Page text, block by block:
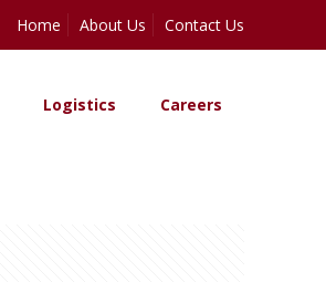
Home About Us Contact Us
Logistics Careers